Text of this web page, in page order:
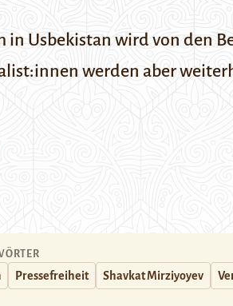
in Usbekistan wird von den
werden aber
Pressefreiheit Shavkat Mirziyoyev